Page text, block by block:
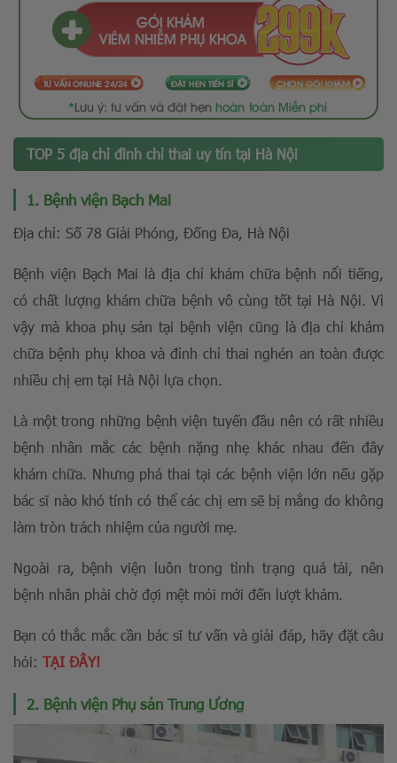
TOP 5 địa chỉ đình chỉ thai uy tín tại Hà Nội
1. Bệnh viện Bạch Mai
Địa chỉ: Số 78 Giải Phóng, Đống Đa, Hà Nội
Bệnh viện Bạch Mai là địa chỉ khám chữa bệnh nổi tiếng,
có chất lượng khám chữa bệnh vô cùng tốt tại Hà Nội. Vì
vậy mà khoa phụ sản tại bệnh viện cũng là địa chỉ khám
chữa bệnh phụ khoa và đỉnh chỉ thai nghén an toàn được
nhiều chị em tại Hà Nội lựa chọn.
Là một trong những bệnh viện tuyến đầu nên có rất nhiều
bệnh nhân mắc các bệnh nặng nhẹ khác nhau đến đây
khám chữa. Nhưng phá thai tại các bệnh viện lớn nếu gặp
bác sĩ nào khó tính có thể các chị em sẽ bị mắng do không
làm tròn trách nhiệm của người mẹ.
Ngoài ra, bệnh viện luôn trong tình trạng quá tải, nên
bệnh nhân phải chờ đợi mệt mỏi mới đến lượt khám.
Bạn có thắc mắc cần bác sĩ tư vấn và giải đáp, hãy đặt câu
hỏi: TẠI ĐÂY!
2. Bệnh viện Phụ sản Trung Ương